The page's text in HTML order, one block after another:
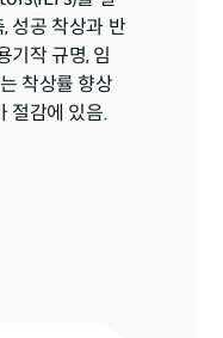
성공 착상과 반
기작 규명, 임
착상률 향상
절감에 있음.